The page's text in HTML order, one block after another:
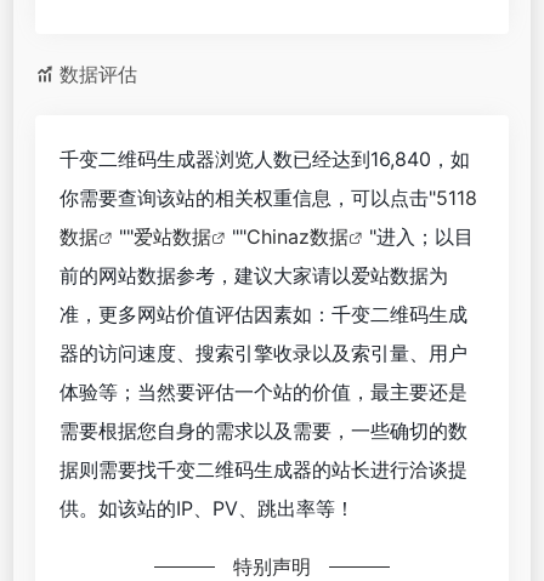
数据评估
千变二维码生成器浏览人数已经达到16,840，如
你需要查询该站的相关权重信息，可以点击"5118
数据
""爱站数据 ""Chinaz数据
"进入；以目
前的网站数据参考，建议大家请以爱站数据为
准，更多网站价值评估因素如：千变二维码生成
器的访问速度、搜索引擎收录以及索引量、用户
体验等；当然要评估一个站的价值，最主要还是
需要根据您自身的需求以及需要，一些确切的数
据则需要找千变二维码生成器的站长进行洽谈提
供。如该站的IP、PV、跳出率等！
特别声明